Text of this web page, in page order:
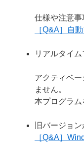
仕様や注意
［Q&A］自
リアルタイ
アクティベ
ません。
本プログラ
旧バージョ
［Q&A］